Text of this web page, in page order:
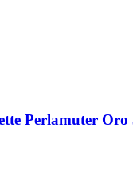
Perlamuter Oro